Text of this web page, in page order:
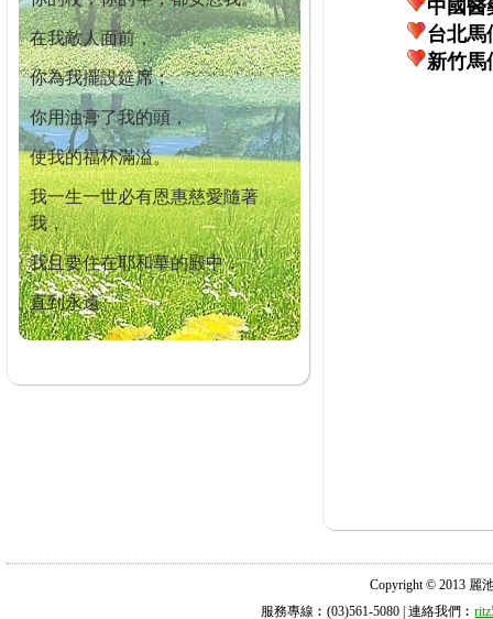
在我敵人面前，
你為我擺設筵席；
你用油膏了我的頭，
使我的福杯滿溢。
我一生一世必有恩惠慈愛隨著
我，
我且要住在耶和華的殿中，
直到永遠。
中國醫
台北馬
新竹馬
Copyright © 2013 麗
服務專線︰(03)561-5080 | 連絡我們︰